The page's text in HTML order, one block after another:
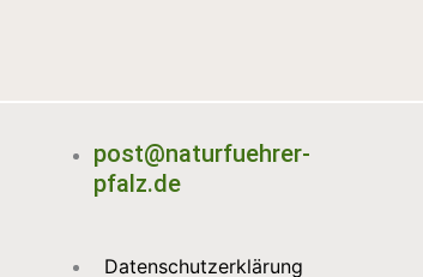
post@naturfuehrer-
pfalz.de
Datenschutzerklärung